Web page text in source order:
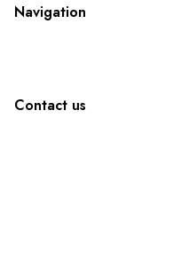
Navigation
Contact us